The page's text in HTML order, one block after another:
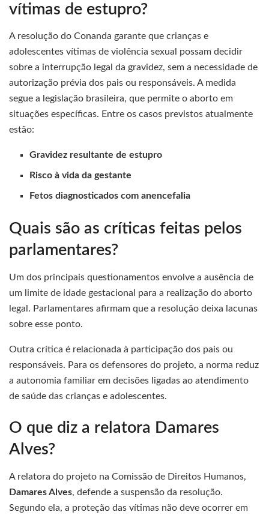
vítimas de estupro?
A resolução do Conanda garante que crianças e
adolescentes vítimas de violência sexual possam decidir
sobre a interrupção legal da gravidez, sem a necessidade de
autorização prévia dos pais ou responsáveis. A medida
segue a legislação brasileira, que permite o aborto em
situações específicas. Entre os casos previstos atualmente
estão:
Gravidez resultante de estupro
Risco à vida da gestante
Fetos diagnosticados com anencefalia
Quais são as críticas feitas pelos
parlamentares?
Um dos principais questionamentos envolve a ausência de
um limite de idade gestacional para a realização do aborto
legal. Parlamentares afirmam que a resolução deixa lacunas
sobre esse ponto.
Outra crítica é relacionada à participação dos pais ou
responsáveis. Para os defensores do projeto, a norma reduz
a autonomia familiar em decisões ligadas ao atendimento
de saúde das crianças e adolescentes.
O que diz a relatora Damares
Alves?
A relatora do projeto na Comissão de Direitos Humanos,
Damares Alves, defende a suspensão da resolução.
Segundo ela, a proteção das vítimas não deve ocorrer em